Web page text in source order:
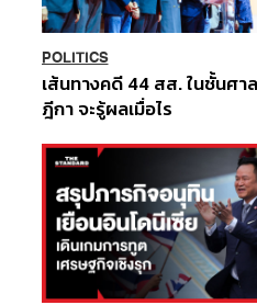
POLITICS
เส้นทางคดี 44 สส. ในชั้นศาล
ฎีกา จะรู้ผลเมื่อไร